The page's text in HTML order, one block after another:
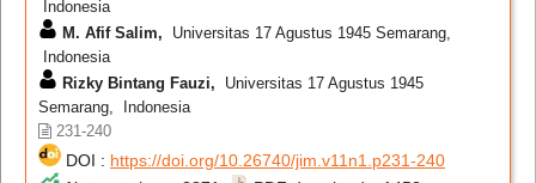
Indonesia
M. Afif Salim, Universitas 17 Agustus 1945 Semarang,
Indonesia
Rizky Bintang Fauzi, Universitas 17 Agustus 1945
Semarang, Indonesia
231-240
DOI : https://doi.org/10.26740/jim.v11n1.p231-240